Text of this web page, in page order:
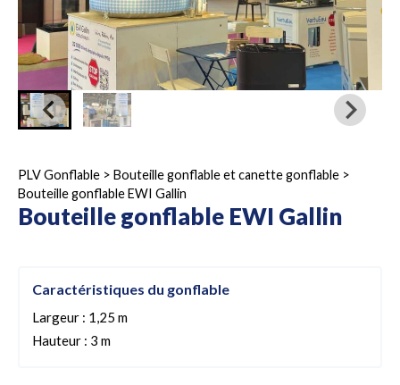
PLV Gonflable > Bouteille gonflable et canette gonflable >
Bouteille gonflable EWI Gallin
Bouteille gonflable EWI Gallin
Caractéristiques du gonflable
Largeur : 1,25 m
Hauteur : 3 m